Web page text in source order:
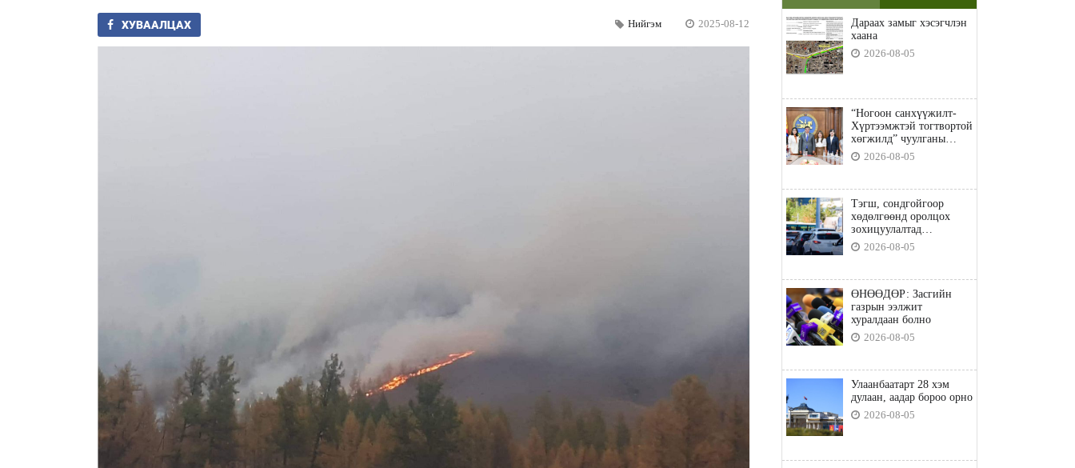
ХУВААЛЦАХ Нийгэм 2025-08-12
Дараах замыг хэсэгчлэн
хаана
2026-08-05
“Ногоон санхүүжилт-
Хүртээмжтэй тогтвортой
хөгжилд” чуулганы
бэлтгэл ажил, зорилго,
хүрэх үр дүнгийн талаар
2026-08-05
Тэгш, сондгойгоор
хөдөлгөөнд оролцох
зохицуулалтад
хамаарахгүй тээврийн
хэрэгслүүд
2026-08-05
ӨНӨӨДӨР: Засгийн
газрын ээлжит
хуралдаан болно
2026-08-05
Улаанбаатарт 28 хэм
дулаан, аадар бороо орно
2026-08-05